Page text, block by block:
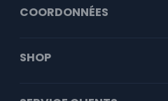
COORDONNÉES
SHOP